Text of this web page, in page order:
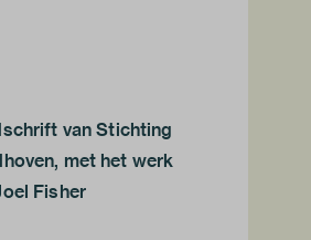
van Stichting
met het werk
Fisher